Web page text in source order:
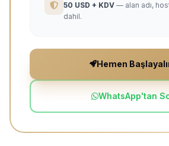
50 USD + KDV — alan adı,
dahil.
Hemen
WhatsApp'tan